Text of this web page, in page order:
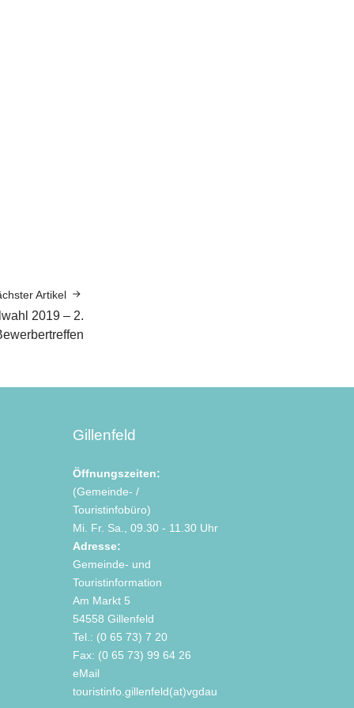
Artikel
2019 – 2.
Gillenfeld
Öffnungszeiten:
(Gemeinde- /
Touristinfobüro)
Mi. Fr. Sa., 09.30 - 11.30 Uhr
Adresse:
Gemeinde- und
Touristinformation
Am Markt 5
54558 Gillenfeld
Tel.: (0 65 73) 7 20
Fax: (0 65 73) 99 64 26
eMail
touristinfo.gillenfeld(at)vgdaun.de